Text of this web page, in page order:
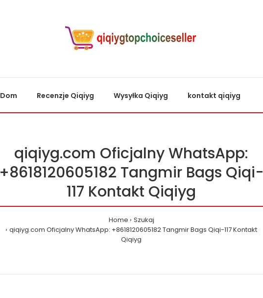
Dom Recenzje Qiqiyg Wysyłka Qiqiyg kontakt qiqiyg
qiqiyg.com Oficjalny WhatsApp:
+8618120605182 Tangmir Bags Qiqi-
117 Kontakt Qiqiyg
Home
Szukaj
qiqiyg.com Oficjalny WhatsApp: +8618120605182 Tangmir Bags Qiqi-117 Kontakt
Qiqiyg